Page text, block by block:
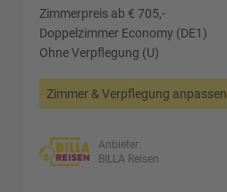
Zimmerpreis ab € 705,-
Doppelzimmer Economy (DE1)
Ohne Verpflegung (U)
Zimmer & Verpflegung anpassen
Anbieter:
BILLA Reisen